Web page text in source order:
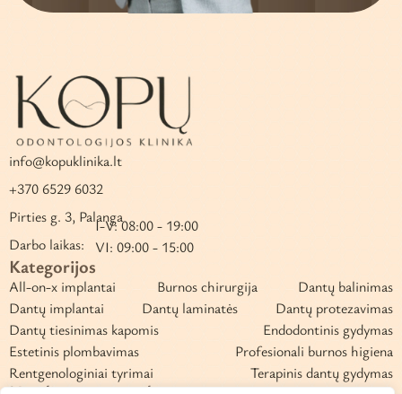
info@kopuklinika.lt
+370 6529 6032
Pirties g. 3, Palanga
Darbo laikas:
I-V: 08:00 - 19:00
VI: 09:00 - 15:00
Kategorijos
All-on-x implantai Burnos chirurgija
Dantų balinimas
Dantų implantai
Dantų laminatės
Dantų protezavimas
Dantų tiesinimas kapomis
Endodontinis gydymas
Estetinis plombavimas
Profesionali burnos higiena
Rentgenologiniai tyrimai
Terapinis dantų gydymas